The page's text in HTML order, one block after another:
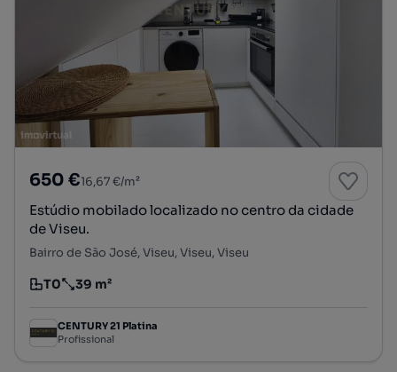
650 €16,67 €/m²
Estúdio mobilado localizado no centro da cidade
de Viseu.
Bairro de São José, Viseu, Viseu, Viseu
Tipologia
T0
Preço por metro quadrado
39 m²
CENTURY 21 Platina
Profissional